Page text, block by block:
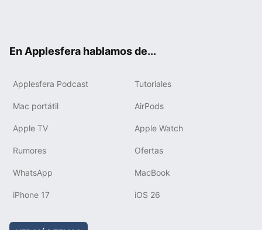
En Applesfera hablamos de...
Applesfera Podcast Tutoriales
Mac portátil AirPods
Apple TV Apple Watch
Rumores Ofertas
WhatsApp MacBook
iPhone 17 iOS 26